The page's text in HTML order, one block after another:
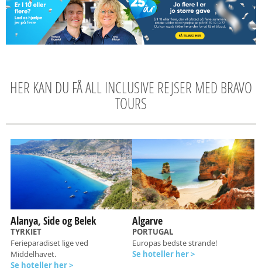
HER KAN DU FÅ ALL INCLUSIVE REJSER MED BRAVO
TOURS
Alanya, Side og Belek
TYRKIET
Ferieparadiset lige ved
Middelhavet.
Se hoteller her >
Algarve
PORTUGAL
Europas bedste strande!
Se hoteller her >